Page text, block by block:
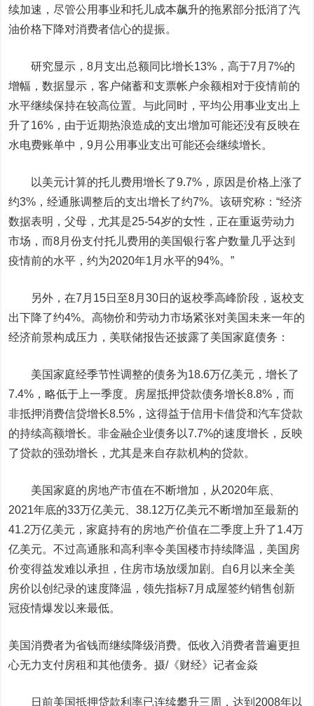
续加速，尽管公用事业和托儿成本飙升的拖累部分抵消了汽
油价格下降对消费者信心的提振。
研究显示，8月支出总额同比增长13%，高于7月7%的
增幅，数据显示，客户储蓄和支票帐户余额相对于疫情前的
水平继续保持在较高位置。与此同时，平均公用事业支出上
升了16%，由于近期热浪造成的支出增加可能还没有反映在
水电费账单中，9月公用事业支出可能还会继续增长。
以美元计算的托儿费用增长了9.7%，原因是价格上涨了
约3%，经通胀调整后的支出增长了约7%。该研究称：“经济
数据表明，父母，尤其是25-54岁的女性，正在重返劳动力
市场，而8月份支付托儿费用的美国银行客户数量几乎达到
疫情前的水平，约为2020年1月水平的94%。”
另外，在7月15日至8月30日的返校季高峰阶段，返校支
出下降了约4%。高物价和劳动力市场紧张对美国未来一年的
经济前景构成压力，美联储报告还披露了美国家庭债务：
美国家庭经季节性调整的债务为18.6万亿美元，增长了
7.4%，略低于上一季度。房屋抵押贷款债务增长8.8%，而
非抵押消费信贷增长8.5%，这得益于信用卡借贷和汽车贷款
的持续高额增长。非金融企业债务以7.7%的速度增长， 反映
了贷款的强劲增长，尤其是来自存款机构的贷款。
美国家庭的房地产市值在不断增加， 从2020年底、
2021年底的33万亿美元、38.12万亿美元不断增加至最新的
41.2万亿美元，家庭持有的房地产价值在二季度上升了1.4万
亿美元。不过高通胀和高利率令美国楼市持续降温，美国房
价变得益发难以承担，住房市场放缓加剧。自6月以来全美
房价以创纪录的速度降温，领先指标7月成屋签约销售创新
冠疫情爆发以来最低。
美国消费者为省钱而继续降级消费。低收入消费者普遍更担
心无力支付房租和其他债务。摄/《财经》记者金焱
日前美国抵押贷款利率已连续攀升三周，达到2008年以